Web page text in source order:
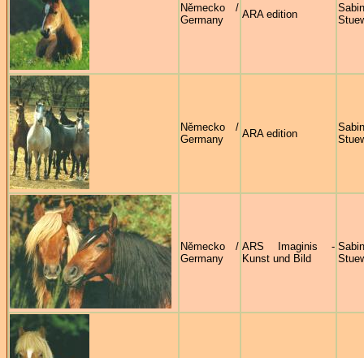
Německo /
Germany
ARA edition
Německo /
Germany
ARA edition
Německo /
Germany
ARS Imaginis -
Kunst und Bild